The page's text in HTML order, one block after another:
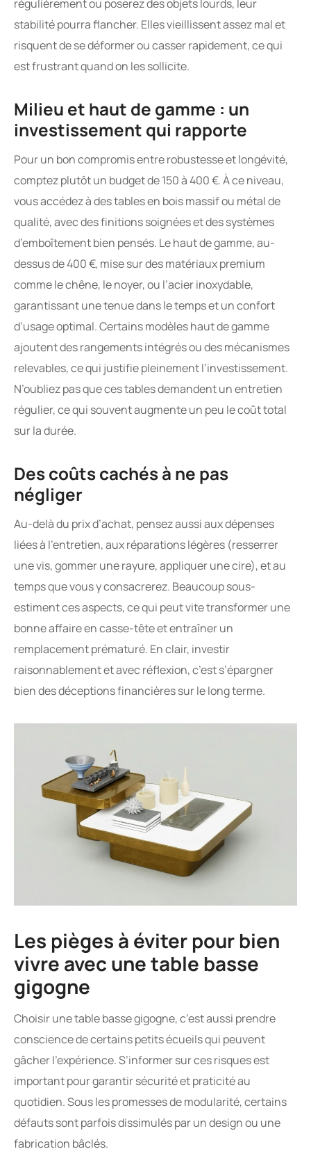
régulièrement ou poserez des objets lourds, leur
stabilité pourra flancher. Elles vieillissent assez mal et
risquent de se déformer ou casser rapidement, ce qui
est frustrant quand on les sollicite.
Milieu et haut de gamme : un
investissement qui rapporte
Pour un bon compromis entre robustesse et longévité,
comptez plutôt un budget de 150 à 400 €. À ce niveau,
vous accédez à des tables en bois massif ou métal de
qualité, avec des finitions soignées et des systèmes
d’emboîtement bien pensés. Le haut de gamme, au-
dessus de 400 €, mise sur des matériaux premium
comme le chêne, le noyer, ou l’acier inoxydable,
garantissant une tenue dans le temps et un confort
d’usage optimal. Certains modèles haut de gamme
ajoutent des rangements intégrés ou des mécanismes
relevables, ce qui justifie pleinement l’investissement.
N’oubliez pas que ces tables demandent un entretien
régulier, ce qui souvent augmente un peu le coût total
sur la durée.
Des coûts cachés à ne pas
négliger
Au-delà du prix d’achat, pensez aussi aux dépenses
liées à l’entretien, aux réparations légères (resserrer
une vis, gommer une rayure, appliquer une cire), et au
temps que vous y consacrerez. Beaucoup sous-
estiment ces aspects, ce qui peut vite transformer une
bonne affaire en casse-tête et entraîner un
remplacement prématuré. En clair, investir
raisonnablement et avec réflexion, c’est s’épargner
bien des déceptions financières sur le long terme.
Les pièges à éviter pour bien
vivre avec une table basse
gigogne
Choisir une table basse gigogne, c’est aussi prendre
conscience de certains petits écueils qui peuvent
gâcher l’expérience. S’informer sur ces risques est
important pour garantir sécurité et praticité au
quotidien. Sous les promesses de modularité, certains
défauts sont parfois dissimulés par un design ou une
fabrication bâclés.